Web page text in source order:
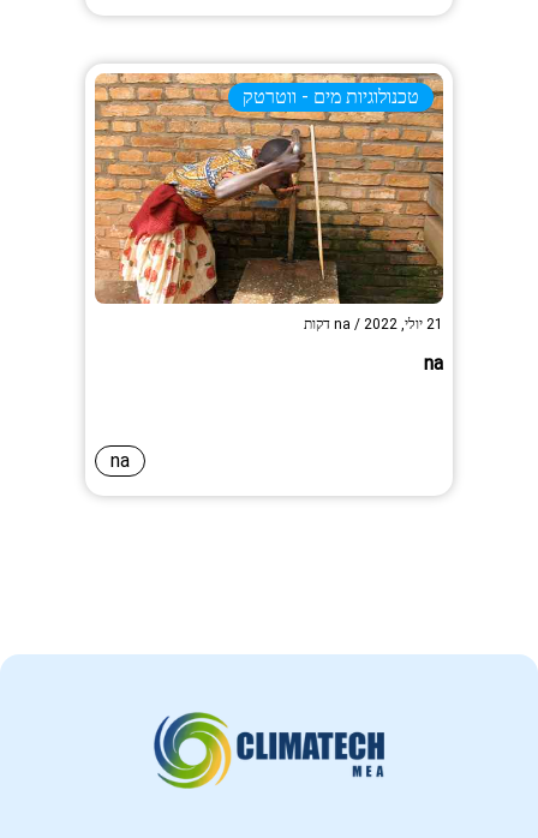
טכנולוגיות מים - ווטרטק
21 יולי, 2022 /
na דקות
na
na